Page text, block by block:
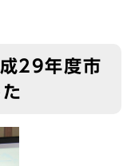
29年度市